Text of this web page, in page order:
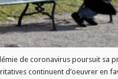
de coronavirus poursuit sa
continuent d’oeuvrer en